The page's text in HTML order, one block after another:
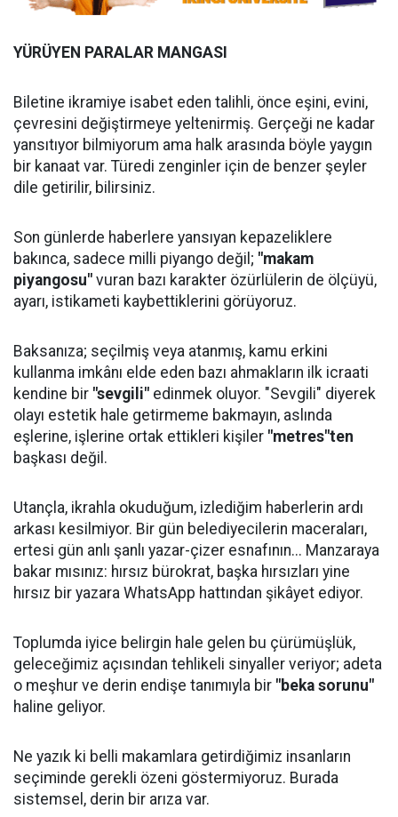
YÜRÜYEN PARALAR MANGASI
Biletine ikramiye isabet eden talihli, önce eşini, evini,
çevresini değiştirmeye yeltenirmiş. Gerçeği ne kadar
yansıtıyor bilmiyorum ama halk arasında böyle yaygın
bir kanaat var. Türedi zenginler için de benzer şeyler
dile getirilir, bilirsiniz.
Son günlerde haberlere yansıyan kepazeliklere
bakınca, sadece milli piyango değil; "makam
piyangosu" vuran bazı karakter özürlülerin de ölçüyü,
ayarı, istikameti kaybettiklerini görüyoruz.
Baksanıza; seçilmiş veya atanmış, kamu erkini
kullanma imkânı elde eden bazı ahmakların ilk icraati
kendine bir "sevgili" edinmek oluyor. "Sevgili" diyerek
olayı estetik hale getirmeme bakmayın, aslında
eşlerine, işlerine ortak ettikleri kişiler "metres"ten
başkası değil.
Utançla, ikrahla okuduğum, izlediğim haberlerin ardı
arkası kesilmiyor. Bir gün belediyecilerin maceraları,
ertesi gün anlı şanlı yazar-çizer esnafının... Manzaraya
bakar mısınız: hırsız bürokrat, başka hırsızları yine
hırsız bir yazara WhatsApp hattından şikâyet ediyor.
Toplumda iyice belirgin hale gelen bu çürümüşlük,
geleceğimiz açısından tehlikeli sinyaller veriyor; adeta
o meşhur ve derin endişe tanımıyla bir "beka sorunu"
haline geliyor.
Ne yazık ki belli makamlara getirdiğimiz insanların
seçiminde gerekli özeni göstermiyoruz. Burada
sistemsel, derin bir arıza var.